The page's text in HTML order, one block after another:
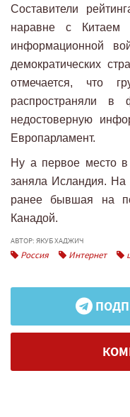
Составители
наравне с Китаем
информационной
демократических
отмечается, что
распространяли в
недостоверную
Европарламент.
Ну а первое место в
заняла Исландия.
ранее бывшая на
Канадой.
АВТОР: ЯКУБ ХАДЖИЧ
Россия Интернет